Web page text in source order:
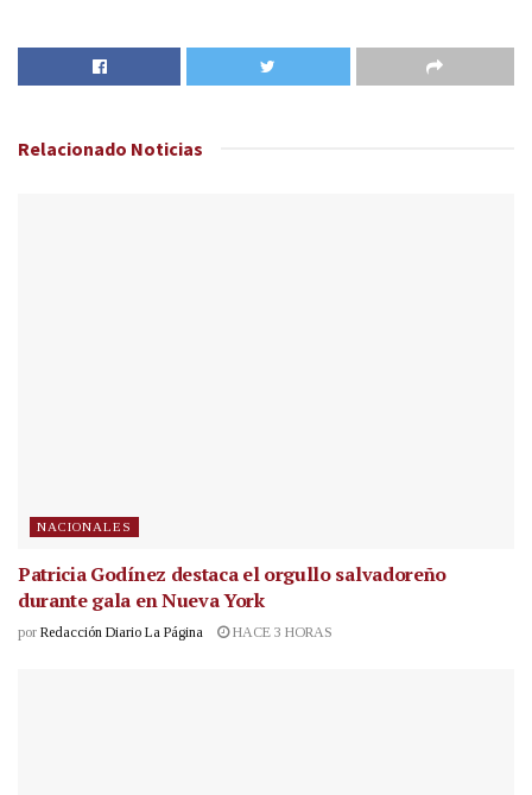
Relacionado Noticias
NACIONALES
Patricia Godínez destaca el orgullo salvadoreño
durante gala en Nueva York
por Redacción Diario La Página HACE 3 HORAS